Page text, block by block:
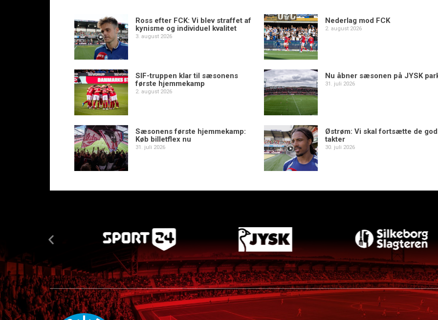
Ross efter FCK: Vi blev straffet af
kynisme og individuel kvalitet
3. august 2026
Nederlag mod FCK
2. august 2026
SIF-truppen klar til sæsonens
første hjemmekamp
2. august 2026
Nu åbner sæsonen på JYSK
31. juli 2026
Sæsonens første hjemmekamp:
Køb billetflex nu
31. juli 2026
Østrøm: Vi skal fortsætte de
takter
30. juli 2026